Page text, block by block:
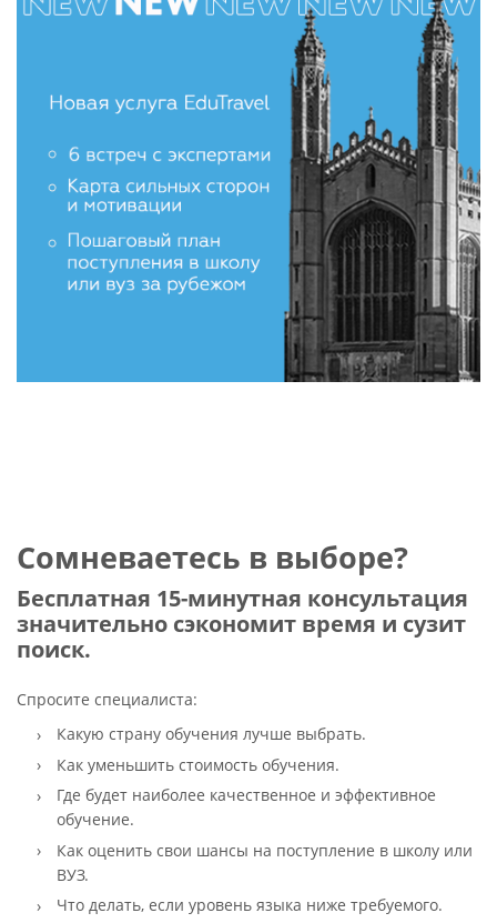
Сомневаетесь в выборе?
Бесплатная 15-минутная консультация
значительно сэкономит время и сузит
поиск.
Спросите специалиста:
Какую страну обучения лучше выбрать.
Как уменьшить стоимость обучения.
Где будет наиболее качественное и эффективное
обучение.
Как оценить свои шансы на поступление в школу или
ВУЗ.
Что делать, если уровень языка ниже требуемого.